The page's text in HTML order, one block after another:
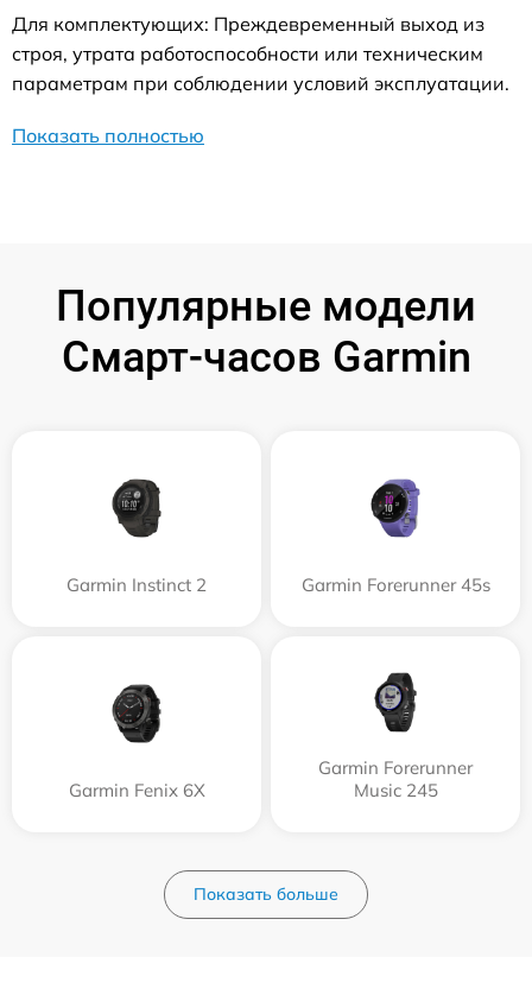
Для комплектующих: Преждевременный выход из
строя, утрата работоспособности или техническим
параметрам при соблюдении условий эксплуатации.
Показать полностью
Популярные модели
Смарт-часов Garmin
Garmin Instinct 2 Garmin Forerunner 45s
Garmin Fenix 6X
Garmin Forerunner
Music 245
Показать больше